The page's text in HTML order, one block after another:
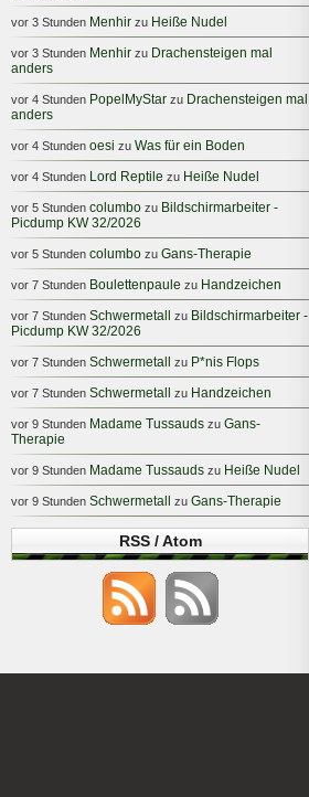
vor 3 Stunden Menhir zu Heiße Nudel
vor 3 Stunden Menhir zu Drachensteigen mal
anders
vor 4 Stunden PopelMyStar zu Drachensteigen mal
anders
vor 4 Stunden oesi zu Was für ein Boden
vor 4 Stunden Lord Reptile zu Heiße Nudel
vor 5 Stunden columbo zu Bildschirmarbeiter -
Picdump KW 32/2026
vor 5 Stunden columbo zu Gans-Therapie
vor 7 Stunden Boulettenpaule zu Handzeichen
vor 7 Stunden Schwermetall zu Bildschirmarbeiter -
Picdump KW 32/2026
vor 7 Stunden Schwermetall zu P*nis Flops
vor 7 Stunden Schwermetall zu Handzeichen
vor 9 Stunden Madame Tussauds zu Gans-
Therapie
vor 9 Stunden Madame Tussauds zu Heiße Nudel
vor 9 Stunden Schwermetall zu Gans-Therapie
RSS / Atom